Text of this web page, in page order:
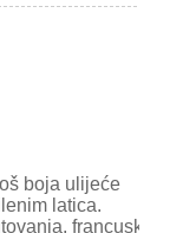
boja ulijeće
latica.
francuski